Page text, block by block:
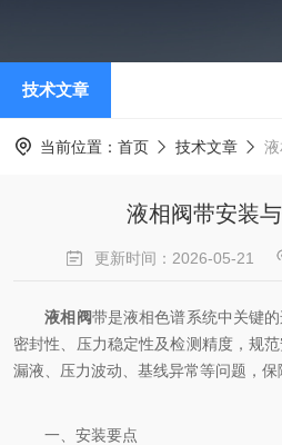
技术文章
当前位置： 首页 技术文章
液相阀带安装
更新时间：2026-05-21
液相阀带是液相色谱系统中关键
密封性、压力稳定性及检测精度，规
漏液、压力波动、基线异常等问题，保
一、安装要点